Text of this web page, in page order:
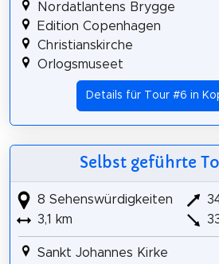
Nordatlantens Brygge
Edition Copenhagen
Christianskirche
Orlogsmuseet
Details für Tour #6 in
Selbst geführte
8 Sehenswürdigkeiten
3,1 km
Sankt Johannes Kirke